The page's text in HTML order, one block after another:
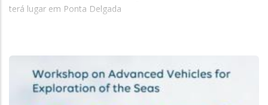
terá lugar em Ponta Delgada